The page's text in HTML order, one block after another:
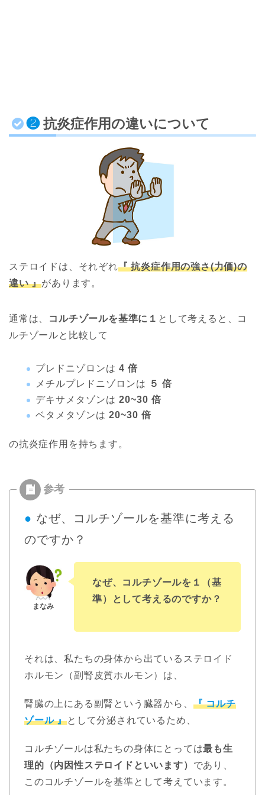
❷抗炎症作用の違いについて
ステロイドは、それぞれ『 抗炎症作用の強さ(力価)の
違い 』があります。
通常は、 コルチゾールを基準に１ として考えると、コ
ルチゾールと比較して
プレドニゾロンは 4 倍
メチルプレドニゾロンは
５ 倍
デキサメタゾンは 20~30 倍
ベタメタゾンは 20~30 倍
の抗炎症作用を持ちます。
● なぜ、コルチゾールを基準に考える
のですか？
なぜ、コルチゾールを１（基
準）として考えるのですか？
それは、私たちの身体から出ているステロイド
ホルモン（副腎皮質ホルモン）は、
腎臓の上にある副腎という臓器から、 『 コルチ
ゾール 』として分泌されているため、
コルチゾールは私たちの身体にとっては最も生
理的（内因性ステロイドといいます） であり、
このコルチゾールを基準として考えています。